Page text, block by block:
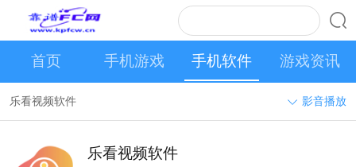
首页 手机游戏 手机软件 游戏资讯
乐看视频软件 影音播放
乐看视频软件